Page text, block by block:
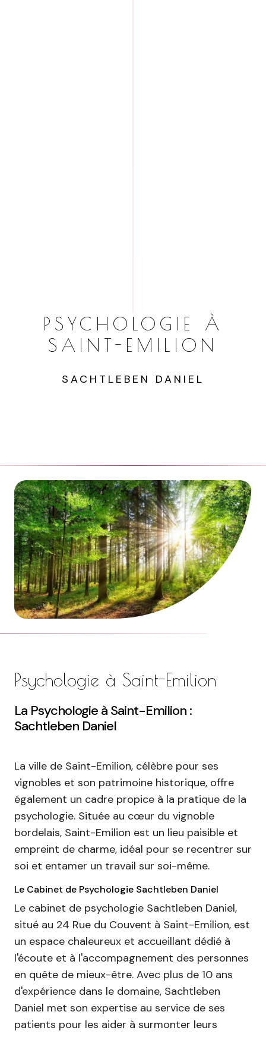
PSYCHOLOGIE À
SAINT-EMILION
SACHTLEBEN DANIEL
Psychologie à Saint-Emilion
La Psychologie à Saint-Emilion :
Sachtleben Daniel
La ville de Saint-Emilion, célèbre pour ses
vignobles et son patrimoine historique, offre
également un cadre propice à la pratique de la
psychologie. Située au cœur du vignoble
bordelais, Saint-Emilion est un lieu paisible et
empreint de charme, idéal pour se recentrer sur
soi et entamer un travail sur soi-même.
Le Cabinet de Psychologie Sachtleben Daniel
Le cabinet de psychologie Sachtleben Daniel,
situé au 24 Rue du Couvent à Saint-Emilion, est
un espace chaleureux et accueillant dédié à
l'écoute et à l'accompagnement des personnes
en quête de mieux-être. Avec plus de 10 ans
d'expérience dans le domaine, Sachtleben
Daniel met son expertise au service de ses
patients pour les aider à surmonter leurs